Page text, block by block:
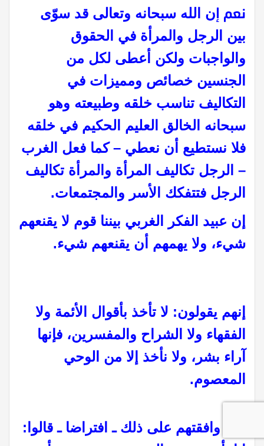
نعم إن الله سبحانه وتعالى قد سوّى
بين الرجل والمرأة في الحقوق
والواجبات ولكن أعطى لكل من
الجنسين خصائص ومميزات في
التكاليف تناسب خلقه وطبيعته وهو
سبحانه الخالق العليم الحكيم في خلقه
فلا نستطيع أن نعطي – كما فعل الغرب
– الرجل تكاليف المرأة والمرأة تكاليف
الرجل فتتفكك الأسر والمجتمعات.
إن عبيد الفكر الغربي بيننا قوم لا يقنعهم
شيء، ولا يهمهم أن يقنعهم شيء.
إنهم يقولون: لا تأخذ بأقوال الأئمة ولا
الفقهاء ولا الشراح والمفسرين، فإنها
آراء بشر، ولا نأخذ إلا من الوحي
المعصوم.
فإن وافقتهم على ذلك ـ افتراضا ـ قالوا: